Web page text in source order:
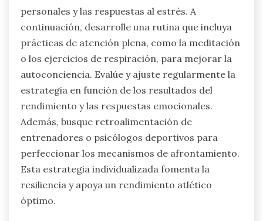
regular de estas técnicas fomenta la resiliencia y
mejora la toma de decisiones durante las
competiciones.
¿Cómo pueden los atletas crear una
estrategia de afrontamiento
personalizada?
Los atletas pueden crear una estrategia de
afrontamiento personalizada integrando
técnicas de intuición y percepción. Este enfoque
mejora el rendimiento bajo estrés y ansiedad.
Comience identificando los desencadenantes